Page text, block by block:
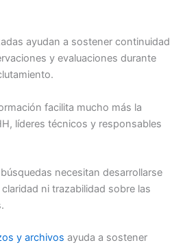
ayudan a sostener continuidad
y evaluaciones durante
facilita mucho más la
líderes técnicos y responsables
necesitan desarrollarse
ni trazabilidad sobre las
y archivos ayuda a sostener